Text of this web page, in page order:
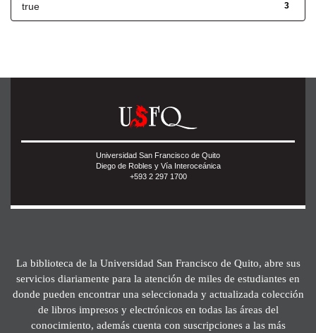
3
true
Universidad San Francisco de Quito
Diego de Robles y Vía Interoceánica
+593 2 297 1700
La biblioteca de la Universidad San Francisco de Quito, abre sus
servicios diariamente para la atención de miles de estudiantes en
donde pueden encontrar una seleccionada y actualizada colección
de libros impresos y electrónicos en todas las áreas del
conocimiento, además cuenta con suscripciones a las más